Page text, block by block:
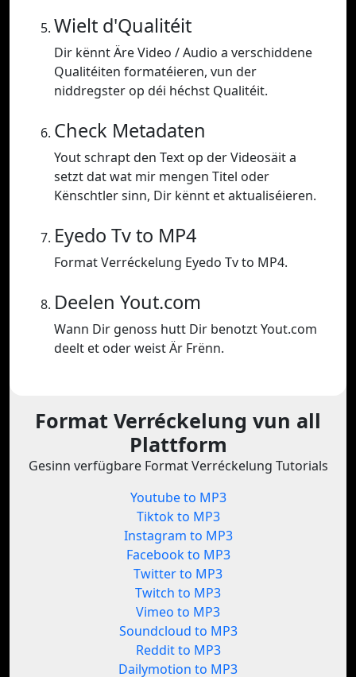
Wielt d'Qualitéit
Dir kënnt Äre Video / Audio a verschiddene
Qualitéiten formatéieren, vun der
niddregster op déi héchst Qualitéit.
Check Metadaten
Yout schrapt den Text op der Videosäit a
setzt dat wat mir mengen Titel oder
Kënschtler sinn, Dir kënnt et aktualiséieren.
Eyedo Tv to MP4
Format Verréckelung Eyedo Tv to MP4.
Deelen Yout.com
Wann Dir genoss hutt Dir benotzt Yout.com
deelt et oder weist Är Frënn.
Format Verréckelung vun all
Plattform
Gesinn verfügbare Format Verréckelung Tutorials
Youtube to MP3
Tiktok to MP3
Instagram to MP3
Facebook to MP3
Twitter to MP3
Twitch to MP3
Vimeo to MP3
Soundcloud to MP3
Reddit to MP3
Dailymotion to MP3